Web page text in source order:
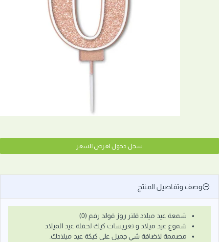
سجل دخول لعرض السعر
وصف وتفاصيل المنتج
شمعة عيد ميلاد قلتر روز قولد رقم (0)
شموع عيد ميلاد و تغريسات كيك لحفلة عيد الميلاد
مصممة لاضافة شي جميل على كيكة عيد ميلادك.